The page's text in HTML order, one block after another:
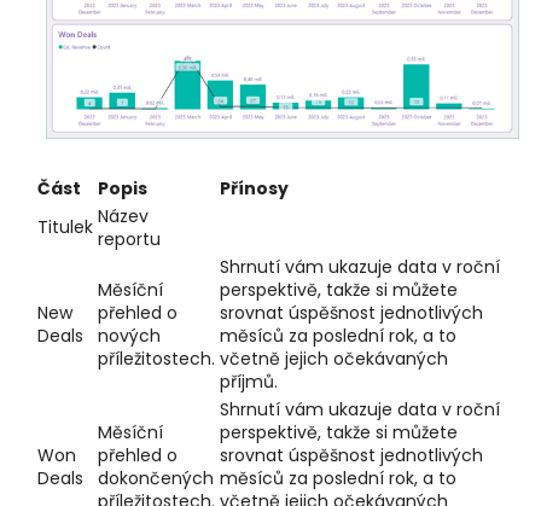
Část Popis
Přínosy
Titulek Název
reportu
New
Deals
Měsíční
přehled o
nových
příležitostech.
Shrnutí vám ukazuje data v roční
perspektivě, takže si můžete
srovnat úspěšnost jednotlivých
měsíců za poslední rok, a to
včetně jejich očekávaných
příjmů.
Won
Deals
Měsíční
přehled o
dokončených
Shrnutí vám ukazuje data v roční
perspektivě, takže si můžete
srovnat úspěšnost jednotlivých
měsíců za poslední rok, a to